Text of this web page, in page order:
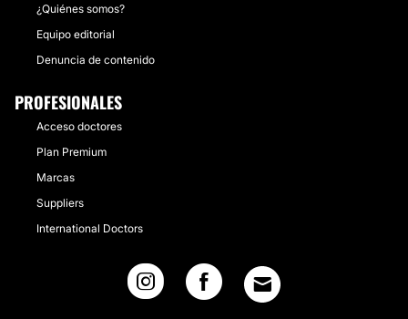
¿Quiénes somos?
Equipo editorial
Denuncia de contenido
PROFESIONALES
Acceso doctores
Plan Premium
Marcas
Suppliers
International Doctors